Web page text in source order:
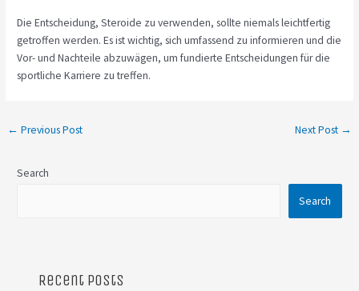
Die Entscheidung, Steroide zu verwenden, sollte niemals leichtfertig
getroffen werden. Es ist wichtig, sich umfassend zu informieren und die
Vor- und Nachteile abzuwägen, um fundierte Entscheidungen für die
sportliche Karriere zu treffen.
← Previous Post Next Post →
Search
Search
Recent Posts